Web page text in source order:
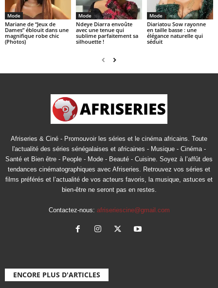
Mode
Mariane de “Jeux de
Dames” éblouit dans une
magnifique robe chic
(Photos)
Mode
Ndeye Diarra envoûte
avec une tenue qui
sublime parfaitement sa
silhouette !
Mode
Diariatou Sow rayonne
en taille basse : une
élégance naturelle qui
séduit
Afriseries & Ciné - Promouvoir les séries et le cinéma africains. Toute
l'actualité des séries sénégalaises et africaines - Musique - Cinéma -
Santé et Bien être - People - Mode - Beauté - Cuisine. Soyez à l’affût des
tendances cinématographiques avec Afriseries. Retrouvez vos séries et
films préférés et l’actualité de vos acteurs favoris, la musique, astuces et
bien-être ne seront pas en restes.
Contactez-nous: afriseriescine@gmail.com
ENCORE PLUS D'ARTICLES